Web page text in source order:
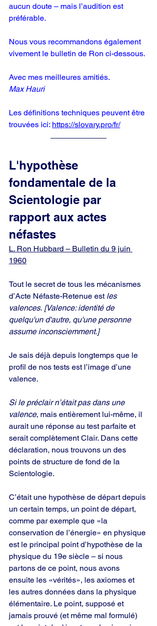
aucun doute – mais l’audition est
préférable.
Nous vous recommandons également
vivement le bulletin de Ron ci-dessous.
Avec mes meilleures amitiés.
Max Hauri
Les définitions techniques peuvent être
trouvées ici: https://slovary.pro/fr/
L'hypothèse
fondamentale de la
Scientologie par
rapport aux actes
néfastes
L. Ron Hubbard – Bulletin du 9 juin
1960
Tout le secret de tous les mécanismes
d’Acte Néfaste-Retenue est les
valences. [Valence: identité de
quelqu'un d'autre, qu'une personne
assume inconsciemment.]
Je sais déjà depuis longtemps que le
profil de nos tests est l’image d’une
valence.
Si le préclair n’était pas dans une
valence, mais entièrement lui-même, il
aurait une réponse au test parfaite et
serait complètement Clair. Dans cette
déclaration, nous trouvons un des
points de structure de fond de la
Scientologie.
C’était une hypothèse de départ depuis
un certain temps, un point de départ,
comme par exemple que «la
conservation de l’énergie» en physique
est le principal point d’hypothèse de la
physique du 19e siècle – si nous
partons de ce point, nous avons
ensuite les «vérités», les axiomes et
les autres données dans la physique
élémentaire. Le point, supposé et
jamais prouvé (et même mal formulé)